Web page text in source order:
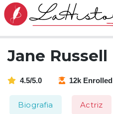
Jane Russell
4.5/5.0 12k Enrolled
Biografia Actriz